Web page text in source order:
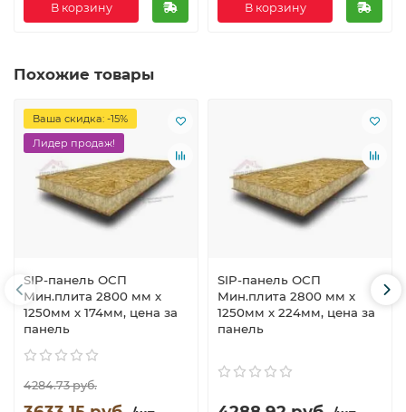
В корзину В корзину
Похожие товары
Ваша скидка: -15%
Лидер продаж!
SIP-панель ОСП
Мин.плита 2800 мм х
1250мм х 174мм, цена за
панель
4284.73 руб.
SIP-панель ОСП
Мин.плита 2800 мм х
1250мм х 224мм, цена за
панель